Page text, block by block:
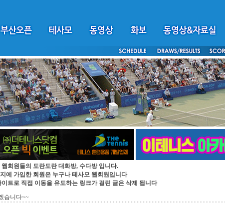
회원들의 도란도란 대화방, 수다방 입니다.
에 가입한 회원은 누구나 테사모 웹회원입니다
트로 직접 이동을 유도하는 링크가 걸린 글은 삭제 됩니다
습니다~~